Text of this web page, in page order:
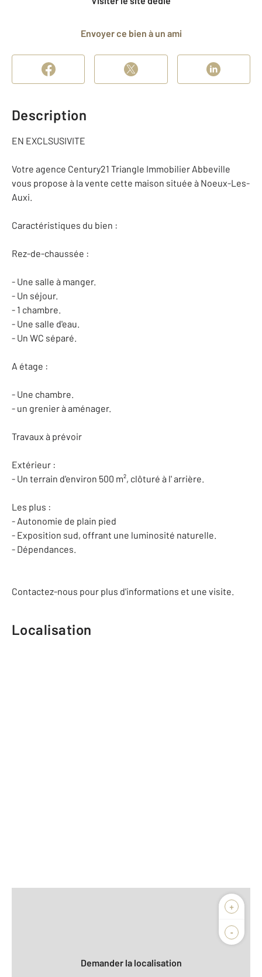
Envoyer ce bien à un ami
Description
EN EXCLSUSIVITE
Votre agence Century21 Triangle Immobilier Abbeville
vous propose à la vente cette maison située à Noeux-Les-
Auxi.
Caractéristiques du bien :
Rez-de-chaussée :
- Une salle à manger.
- Un séjour.
- 1 chambre.
- Une salle d'eau.
- Un WC séparé.
A étage :
- Une chambre.
- un grenier à aménager.
Travaux à prévoir
Extérieur :
- Un terrain d'environ 500 m², clôturé à l' arrière.
Les plus :
- Autonomie de plain pied
- Exposition sud, offrant une luminosité naturelle.
- Dépendances.
Contactez-nous pour plus d'informations et une visite.
Localisation
+
-
Biens vendus
Demander la localisation